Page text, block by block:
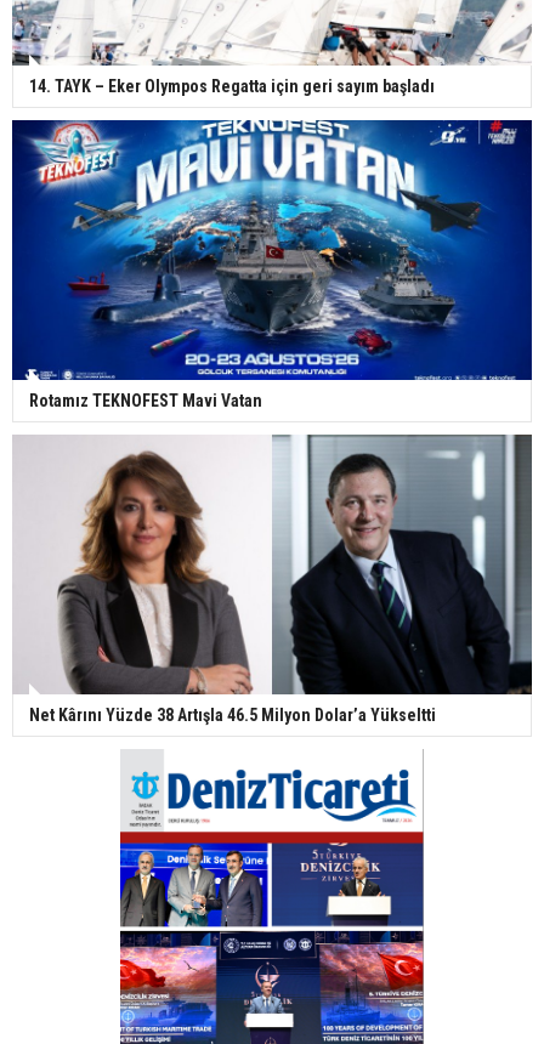
14. TAYK – Eker Olympos Regatta için geri sayım başladı
Rotamız TEKNOFEST Mavi Vatan
Net Kârını Yüzde 38 Artışla 46.5 Milyon Dolar’a Yükseltti